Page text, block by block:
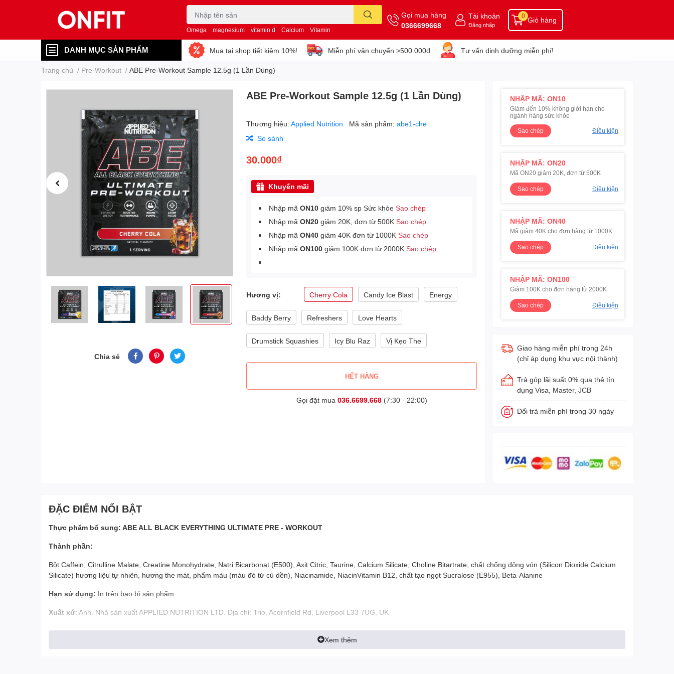
Omega magnesium vitamin d Calcium Vitamin
Gọi mua hàng
0366699668
Tài khoản
Đăng nhập
Giỏ hàng
0
DANH MỤC SẢN PHẨM Mua tại shop tiết kiệm 10%! Miễn phí vận chuyển >500.000đ Tư vấn dinh dưỡng miễn phí!
Trang chủ / Pre-Workout / ABE Pre-Workout Sample 12.5g (1 Lần Dùng)
Chia sẻ
ABE Pre-Workout Sample 12.5g (1 Lần Dùng)
Thương hiệu:Applied Nutrition Mã sản phẩm:abe1-che
So sánh
30.000₫
Khuyến mãi
Nhập mãON10 giảm 10% sp Sức khỏeSao chép
Nhập mãON20 giảm 20K, đơn từ 500KSao chép
Nhập mãON40 giảm 40K đơn từ 1000KSao chép
Nhập mãON100 giảm 100K đơn từ 2000KSao chép
Hương vị: Cherry Cola Candy Ice Blast Energy
Baddy Berry Refreshers Love Hearts
Drumstick Squashies Icy Blu Raz Vị Kẹo The
HẾT HÀNG
Gọi đặt mua 036.6699.668(7:30 - 22:00)
NHẬP MÃ: ON10
Giảm đến 10% không giới hạn cho
ngành hàng sức khỏe
Sao chép
Điều kiện
NHẬP MÃ: ON20
Mã ON20 giảm 20K, đơn từ 500K
Sao chép Điều kiện
NHẬP MÃ: ON40
Mã giảm 40K cho đơn hàng từ 1000K
Sao chép Điều kiện
NHẬP MÃ: ON100
Giảm 100K cho đơn hàng từ 2000K
Sao chép Điều kiện
Giao hàng miễn phí trong 24h
(chỉ áp dụng khu vực nội thành)
Trả góp lãi suất 0% qua thẻ tín
dụng Visa, Master, JCB
Đổi trả miễn phí trong 30 ngày
ĐẶC ĐIỂM NỔI BẬT
Thực phẩm bổ sung: ABE ALL BLACK EVERYTHING ULTIMATE PRE - WORKOUT
Thành phần:
Bột Caffein, Citrulline Malate, Creatine Monohydrate, Natri Bicarbonat (E500), Axit Citric, Taurine, Calcium Silicate, Choline Bitartrate, chất chống đông vón (Silicon Dioxide Calcium
Silicate) hương liệu tự nhiên, hương the mát, phẩm màu (màu đỏ từ củ dền), Niacinamide, NiacinVitamin B12, chất tạo ngọt Sucralose (E955), Beta-Alanine
Hạn sử dụng: In trên bao bì sản phẩm.
Xuất xứ: Anh. Nhà sản xuất APPLIED NUTRITION LTD. Địa chỉ: Trio, Acornfield Rd, Liverpool L33 7UG, UK
Thương nhân nhập khẩu, phân phối và chịu trách nhiệm về chất lượng sản phẩm:CÔNG TY TNHH MADI INTERNATIONAL
Địa chỉ: 92, Đường số 85, Phường Tân Quy, Quận 7, Thành Phố Hồ Chí Minh, VN
Xem thêm